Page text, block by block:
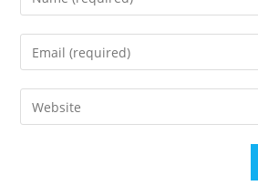
your
name
comment
Enter
your
email
address
Enter
your